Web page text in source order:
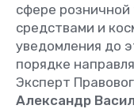
сфере розничной
средствами и
уведомления до
порядке
Эксперт
Александр